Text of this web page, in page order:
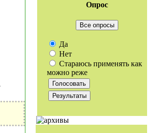
Опрос
Все опросы
Да
Нет
Стараюсь применять как
можно реже